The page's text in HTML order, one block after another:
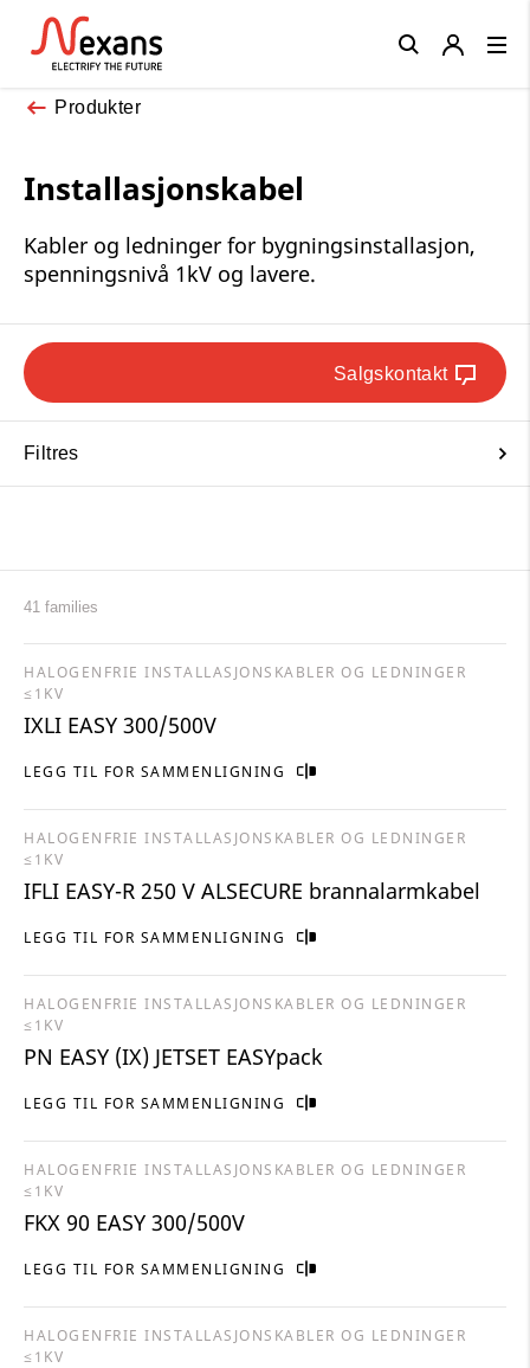
Produkter
Installasjonskabel
Kabler og ledninger for bygningsinstallasjon,
spenningsnivå 1kV og lavere.
Salgskontakt
Filtres
41 families
LEGG TIL FOR SAMMENLIGNING
HALOGENFRIE INSTALLASJONSKABLER OG LEDNINGER
≤1KV
IXLI EASY 300/500V
LEGG TIL FOR SAMMENLIGNING
HALOGENFRIE INSTALLASJONSKABLER OG LEDNINGER
≤1KV
IFLI EASY-R 250 V ALSECURE brannalarmkabel
LEGG TIL FOR SAMMENLIGNING
HALOGENFRIE INSTALLASJONSKABLER OG LEDNINGER
≤1KV
PN EASY (IX) JETSET EASYpack
LEGG TIL FOR SAMMENLIGNING
HALOGENFRIE INSTALLASJONSKABLER OG LEDNINGER
≤1KV
FKX 90 EASY 300/500V
HALOGENFRIE INSTALLASJONSKABLER OG LEDNINGER
≤1KV
Close